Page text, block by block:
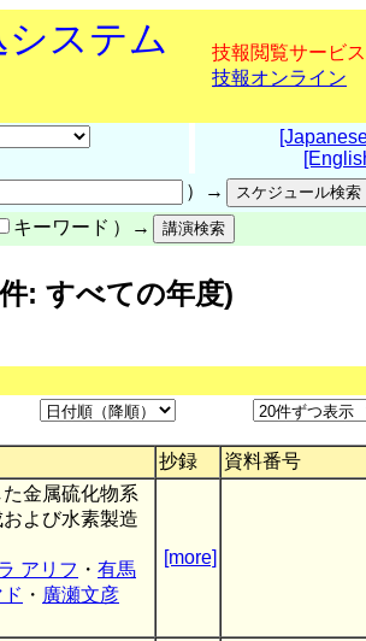
ステム
技報閲覧サービス
技報オンライン
）→
キーワード ）→
: すべての年度)
抄録 資料番号
金属硫化物系
よび水素製造
アリフ ・ 有馬
・ 廣瀬文彦
[more]